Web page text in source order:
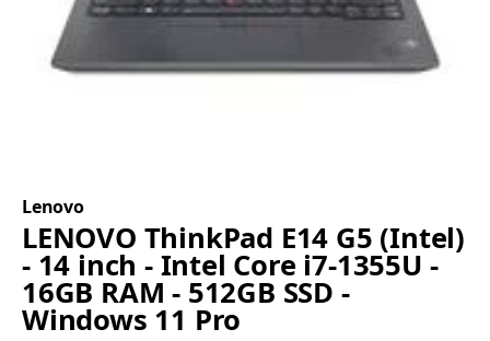
Lenovo
LENOVO ThinkPad E14 G5 (Intel)
- 14 inch - Intel Core i7-1355U -
16GB RAM - 512GB SSD -
Windows 11 Pro